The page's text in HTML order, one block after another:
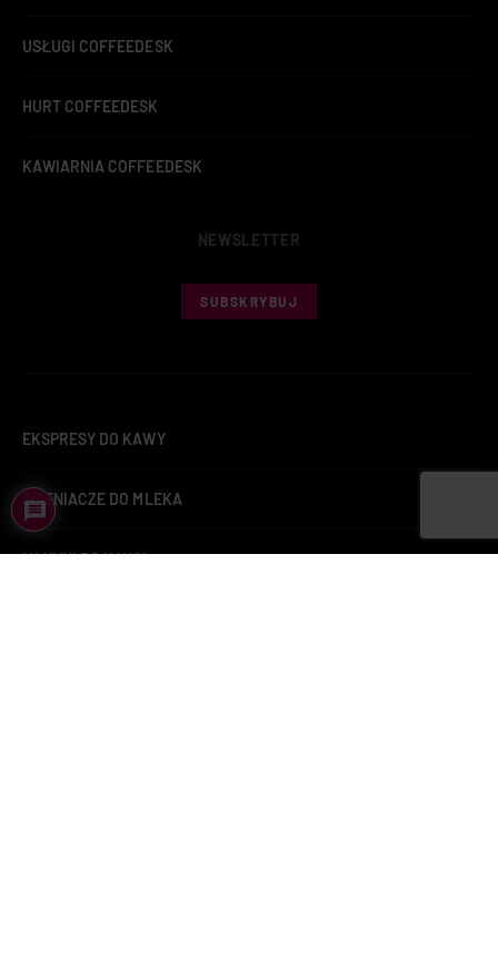
USŁUGI COFFEEDESK
HURT COFFEEDESK
KAWIARNIA COFFEEDESK
NEWSLETTER
SUBSKRYBUJ
EKSPRESY DO KAWY
SPIENIACZE DO MLEKA
MŁYNKI DO KAWY